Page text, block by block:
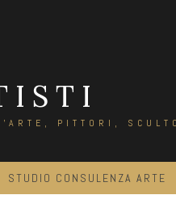
PITTORI,
STUDIO CONSULENZA ARTE